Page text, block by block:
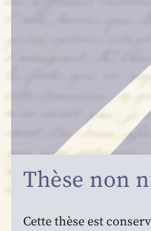
Thèse non
Cette thèse est